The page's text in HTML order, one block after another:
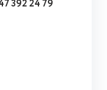
392 24 79